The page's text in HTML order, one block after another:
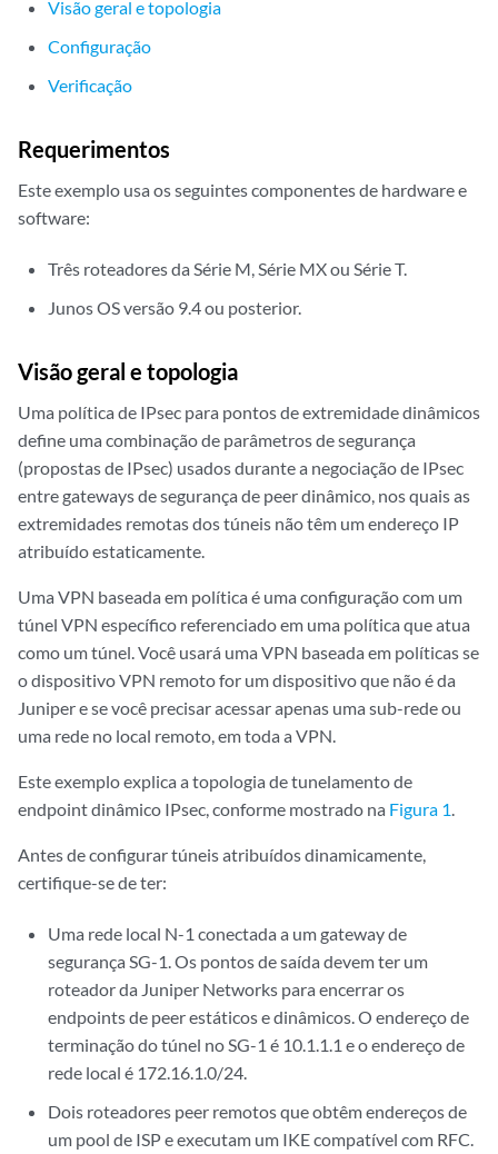
Visão geral e topologia
Configuração
Verificação
Requerimentos
Este exemplo usa os seguintes componentes de hardware e
software:
Três roteadores da Série M, Série MX ou Série T.
Junos OS versão 9.4 ou posterior.
Visão geral e topologia
Uma política de IPsec para pontos de extremidade dinâmicos
define uma combinação de parâmetros de segurança
(propostas de IPsec) usados durante a negociação de IPsec
entre gateways de segurança de peer dinâmico, nos quais as
extremidades remotas dos túneis não têm um endereço IP
atribuído estaticamente.
Uma VPN baseada em política é uma configuração com um
túnel VPN específico referenciado em uma política que atua
como um túnel. Você usará uma VPN baseada em políticas se
o dispositivo VPN remoto for um dispositivo que não é da
Juniper e se você precisar acessar apenas uma sub-rede ou
uma rede no local remoto, em toda a VPN.
Este exemplo explica a topologia de tunelamento de
endpoint dinâmico IPsec, conforme mostrado na Figura 1.
Antes de configurar túneis atribuídos dinamicamente,
certifique-se de ter:
Uma rede local N-1 conectada a um gateway de
segurança SG-1. Os pontos de saída devem ter um
roteador da Juniper Networks para encerrar os
endpoints de peer estáticos e dinâmicos. O endereço de
terminação do túnel no SG-1 é 10.1.1.1 e o endereço de
rede local é 172.16.1.0/24.
Dois roteadores peer remotos que obtêm endereços de
um pool de ISP e executam um IKE compatível com RFC.